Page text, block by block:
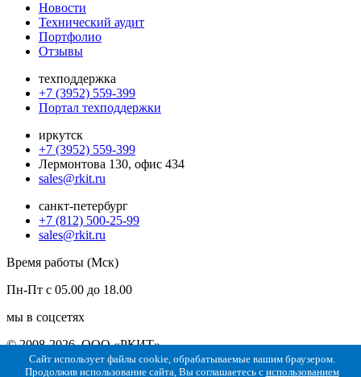
Новости
Технический аудит
Портфолио
Отзывы
техподдержка
+7 (3952) 559-399
Портал техподдержки
иркутск
+7 (3952) 559-399
Лермонтова 130, офис 434
sales@rkit.ru
санкт-петербург
+7 (812) 500-25-99
sales@rkit.ru
Время работы (Мск)
Пн-Пт с 05.00 до 18.00
мы в соцсетях
© 2008-2026, ООО «РКИТ»
Политика конфиденциальности Политика использования
Сайт использует файлы cookie, обрабатываемые вашим браузером.
Продолжив использование сайта, Вы соглашаетесь с использованием